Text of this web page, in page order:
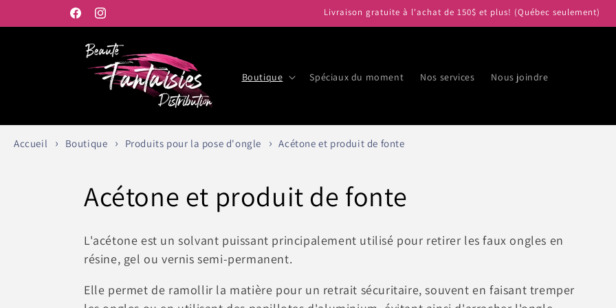
au
FacebookInstagram
Livraison gratuite à l'achat de 150$ et plus! (Québec seulement)
Boutique Spéciaux du moment Nos services Nous joindre
Accueil Boutique Produits pour la pose d'ongle Acétone et produit de fonte
C
o
l
Acétone et produit de fonte
L'acétone est un solvant puissant principalement utilisé pour retirer les faux ongles en
résine, gel ou vernis semi-permanent.
Elle permet de ramollir la matière pour un retrait sécuritaire, souvent en faisant tremper